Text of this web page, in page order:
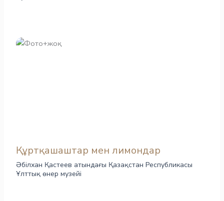
Құртқашаштар мен лимондар
Әбілхан Қастеев атындағы Қазақстан Республикасы
Ұлттық өнер музейі